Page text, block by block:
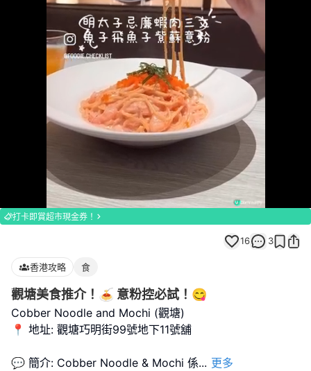
Loaded:
100.00%
打卡即賞超市現金券！
16 3
香港攻略 食
觀塘美食推介！🍝 意粉控必試！😋
Cobber Noodle and Mochi (觀塘)
📍 地址: 觀塘巧明街99號地下11號舖
💬 簡介: Cobber Noodle & Mochi 係... 更多